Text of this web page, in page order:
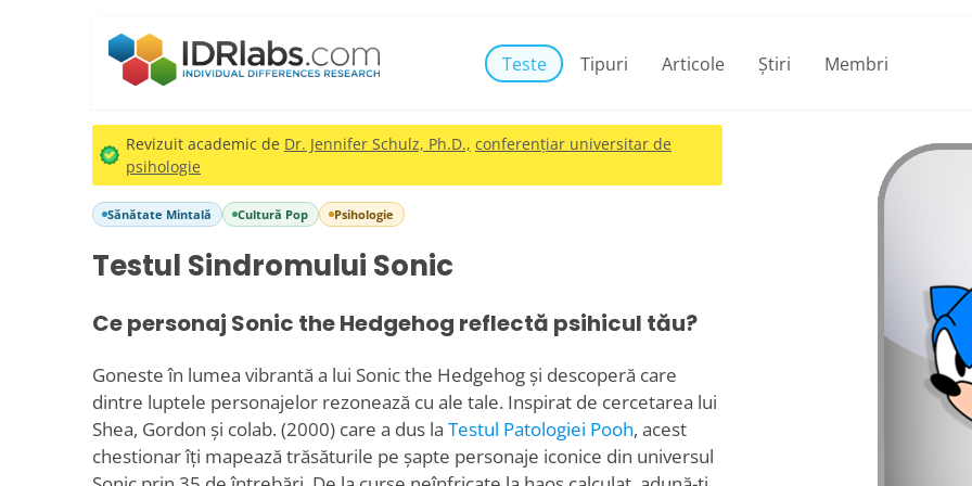
Teste Tipuri Articole Știri Membri
Revizuit academic de Dr. Jennifer Schulz, Ph.D., conferențiar universitar de
psihologie
Sănătate Mintală Cultură Pop Psihologie
Testul Sindromului Sonic
Ce personaj Sonic the Hedgehog reflectă psihicul tău?
Goneste în lumea vibrantă a lui Sonic the Hedgehog și descoperă care
dintre luptele personajelor rezonează cu ale tale. Inspirat de cercetarea lui
Shea, Gordon și colab. (2000) care a dus la Testul Patologiei Pooh, acest
chestionar îți mapează trăsăturile pe șapte personaje iconice din universul